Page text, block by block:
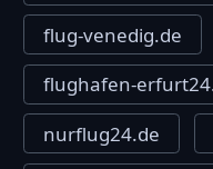
flug-venedig.de
flughafen-
nurflug24.de